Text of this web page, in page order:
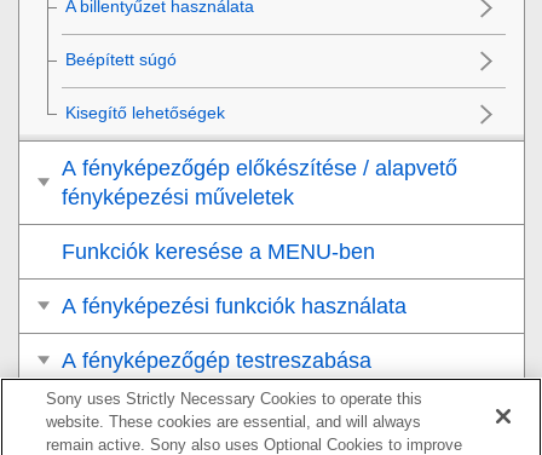
A billentyűzet használata
Beépített súgó
Kisegítő lehetőségek
A fényképezőgép előkészítése / alapvető
fényképezési műveletek
Funkciók keresése a MENU-ben
A fényképezési funkciók használata
A fényképezőgép testreszabása
Megtekintés
Sony uses Strictly Necessary Cookies to operate this
website. These cookies are essential, and will always
remain active. Sony also uses Optional Cookies to improve